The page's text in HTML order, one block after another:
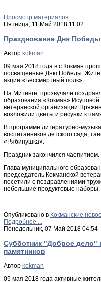
Просмотр материалов ...
Пятница, 11 Май 2018 11:02
Празднование Дня Победы
Автор kokman
09 мая 2018 года в с.Кокман
посвященные Дню Победы.
акции «Бессмертный полк».
На Митинге прозвучали
образования «Кокман»
ветеранской организации
возложили цветы и рисунки к
В программе литературно-
воспитанников детского сада,
«Рябинушка».
Праздник закончился чаепитием.
Глава муниципального
председатель Кокманской
посетили с поздравлениями
небольшие продуктовые наборы.
Опубликовано в Кокманские
Подробнее ...
Понедельник, 07 Май 2018 04:54
Субботник "Доброе дело"
памятников
Автор kokman
05 мая 2018 года активные